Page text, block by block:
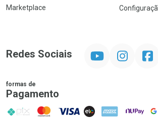
Marketplace
Redes Sociais Instagram
formas de
Pagamento
PIX MasterCard
VISA ELO AMEX NuPay